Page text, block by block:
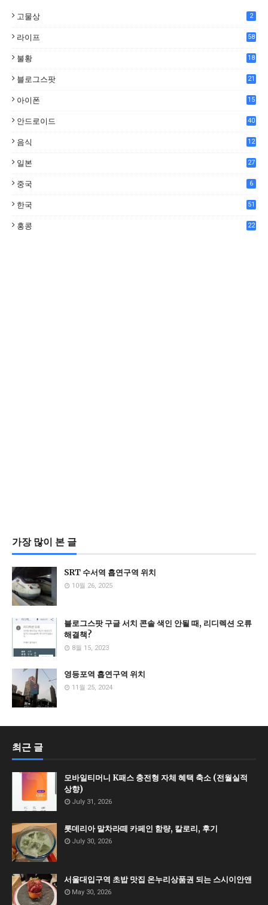
고물상 2
라이프 58
불황
18
블로그스팟 21
아이폰 15
안드로이드 40
음식
12
일본 27
중국 6
한국 51
홍콩 22
가장 많이 본 글
SRT 수서역 흡연구역 위치
10월 26, 2025
블로그스팟 구글 서치 콘솔 색인 안될 때, 리디렉션 오류
해결책?
8월 15, 2023
영등포역 흡연구역 위치
11월 25, 2024
최근 글
모바일티머니 K패스 충전형 자체 혜택 축소 (전월실적
상향)
July 31, 2026
롯데리아 말차라떼 카페인 함량, 칼로리, 후기
July 30, 2026
서울대입구역 초밥 맛집 온누리상품권 되는 스시이안앤
May 30, 2026